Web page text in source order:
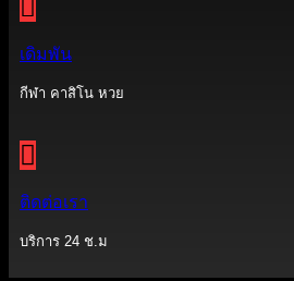
เดิมพัน
กีฬา คาสิโน หวย
ติดต่อเรา
บริการ 24 ช.ม